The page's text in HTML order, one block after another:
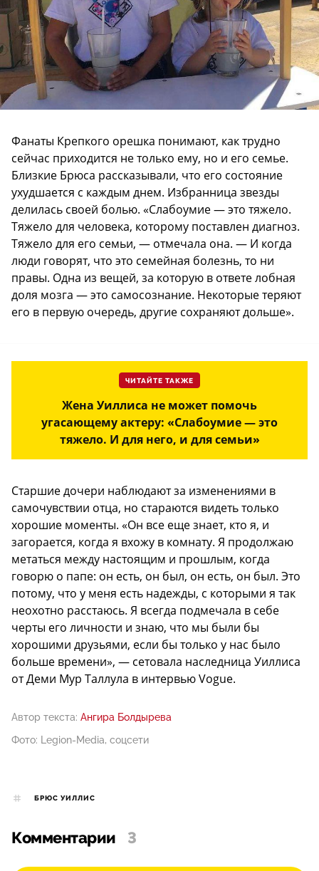
Фанаты Крепкого орешка понимают, как трудно
сейчас приходится не только ему, но и его семье.
Близкие Брюса рассказывали, что его состояние
ухудшается с каждым днем. Избранница звезды
делилась своей болью. «Слабоумие — это тяжело.
Тяжело для человека, которому поставлен диагноз.
Тяжело для его семьи, — отмечала она. — И когда
люди говорят, что это семейная болезнь, то ни
правы. Одна из вещей, за которую в ответе лобная
доля мозга — это самосознание. Некоторые теряют
его в первую очередь, другие сохраняют дольше».
ЧИТАЙТЕ ТАКЖЕ
Жена Уиллиса не может помочь
угасающему актеру: «Слабоумие — это
тяжело. И для него, и для семьи»
Старшие дочери наблюдают за изменениями в
самочувствии отца, но стараются видеть только
хорошие моменты. «Он все еще знает, кто я, и
загорается, когда я вхожу в комнату. Я продолжаю
метаться между настоящим и прошлым, когда
говорю о папе: он есть, он был, он есть, он был. Это
потому, что у меня есть надежды, с которыми я так
неохотно расстаюсь. Я всегда подмечала в себе
черты его личности и знаю, что мы были бы
хорошими друзьями, если бы только у нас было
больше времени», — сетовала наследница Уиллиса
от Деми Мур Таллула в интервью Vogue.
Автор текста: Ангира Болдырева
Фото: Legion-Media, соцсети
БРЮС УИЛЛИС
Комментарии 3